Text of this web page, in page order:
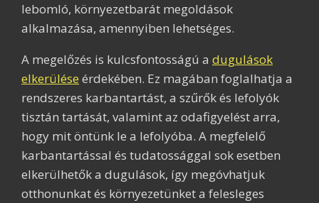
lebomló, környezetbarát megoldások
alkalmazása, amennyiben lehetséges.
A megelőzés is kulcsfontosságú a dugulások
elkerülése érdekében. Ez magában foglalhatja a
rendszeres karbantartást, a szűrők és lefolyók
tisztán tartását, valamint az odafigyelést arra,
hogy mit öntünk le a lefolyóba. A megfelelő
karbantartással és tudatossággal sok esetben
elkerülhetők a dugulások, így megóvhatjuk
otthonunkat és környezetünket a felesleges